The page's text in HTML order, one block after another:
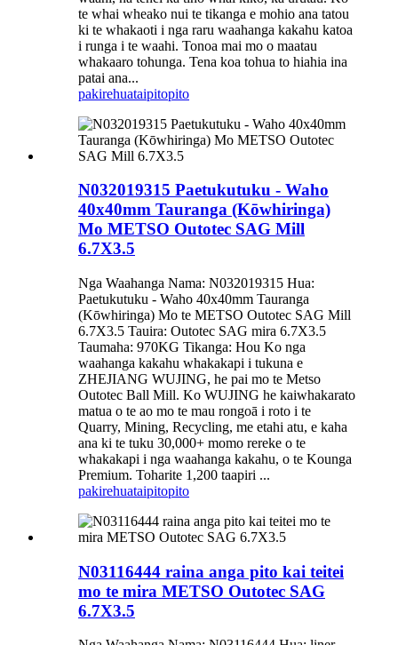
te whai wheako nui te tikanga e mohio ana tatou
ki te whakaoti i nga raru waahanga kakahu katoa
i runga i te waahi. Tonoa mai mo o maatau
whakaaro tohunga. Tena koa tohua to hiahia ina
patai ana...
pakirehuataipitopito
N032019315 Paetukutuku - Waho
40х40mm Tauranga (Kōwhiringa)
Mo METSO Outotec SAG Mill
6.7X3.5
Nga Waahanga Nama: N032019315 Hua:
Paetukutuku - Waho 40х40mm Tauranga
(Kōwhiringa) Mo te METSO Outotec SAG Mill
6.7X3.5 Tauira: Outotec SAG mira 6.7X3.5
Taumaha: 970KG Tikanga: Hou Ko nga
waahanga kakahu whakakapi i tukuna e
ZHEJIANG WUJING, he pai mo te Metso
Outotec Ball Mill. Ko WUJING he kaiwhakarato
matua o te ao mo te mau rongoā i roto i te
Quarry, Mining, Recycling, me etahi atu, e kaha
ana ki te tuku 30,000+ momo rereke o te
whakakapi i nga waahanga kakahu, o te Kounga
Premium. Toharite 1,200 taapiri ...
pakirehuataipitopito
N03116444 raina anga pito kai teitei
mo te mira METSO Outotec SAG
6.7X3.5